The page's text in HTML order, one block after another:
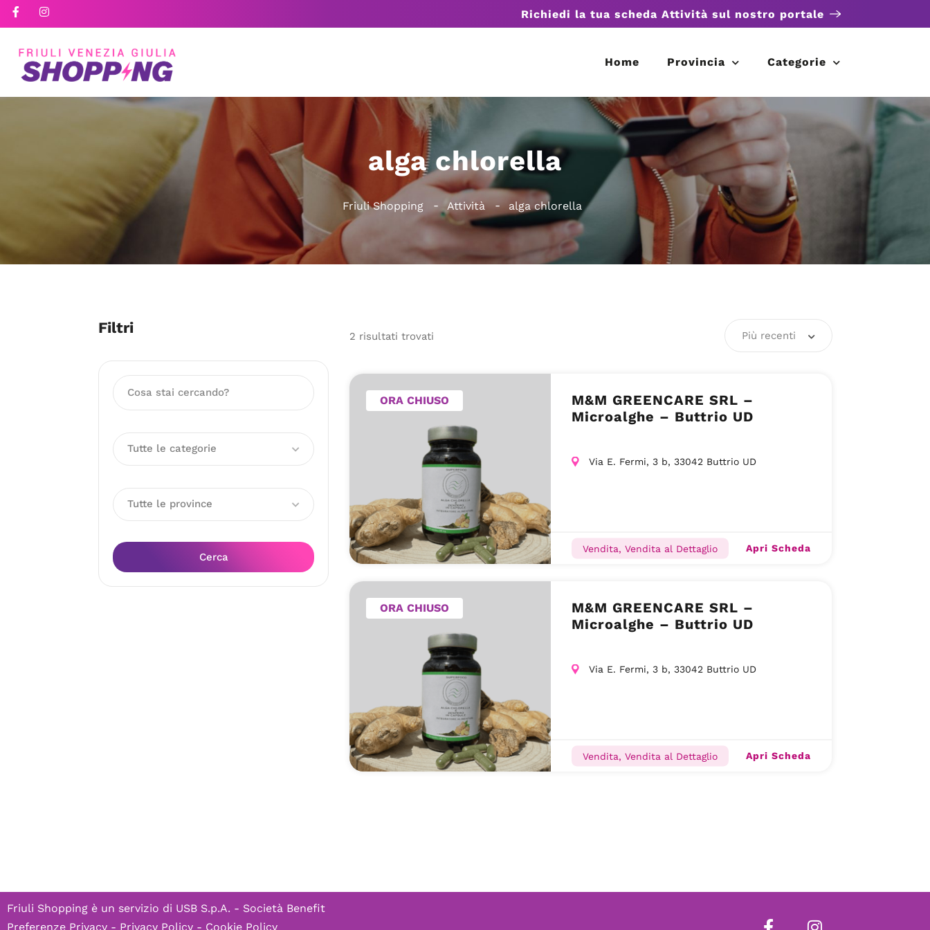
Richiedi la tua scheda Attività sul nostro portale
Home Provincia Categorie
alga chlorella
Friuli Shopping Attività alga chlorella
Filtri
Tutte le categorie
Tutte le province
Cerca
2 risultati trovati Più recenti
ORA CHIUSO
M&M GREENCARE SRL –
Microalghe – Buttrio UD
Via E. Fermi, 3 b, 33042 Buttrio UD
Vendita, Vendita al Dettaglio Apri Scheda
ORA CHIUSO
M&M GREENCARE SRL –
Microalghe – Buttrio UD
Via E. Fermi, 3 b, 33042 Buttrio UD
Vendita, Vendita al Dettaglio Apri Scheda
Friuli Shopping è un servizio di USB S.p.A. - Società Benefit
Preferenze Privacy - Privacy Policy - Cookie Policy